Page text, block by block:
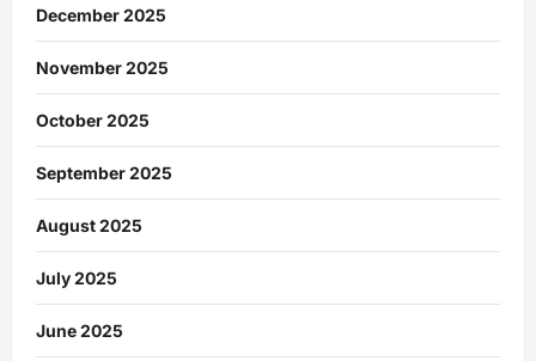
December 2025
November 2025
October 2025
September 2025
August 2025
July 2025
June 2025